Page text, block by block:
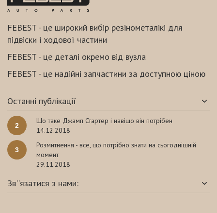
FEBEST - це широкий вибір резінометалікі для
підвіски і ходової частини
FEBEST - це деталі окремо від вузла
FEBEST - це надійні запчастини за доступною ціною
Останні публікації
2
Що таке Джамп Стартер і навіщо він потрібен
14.12.2018
3
Розмитнення - все, що потрібно знати на сьогоднішній
момент
29.11.2018
Зв''язатися з нами: